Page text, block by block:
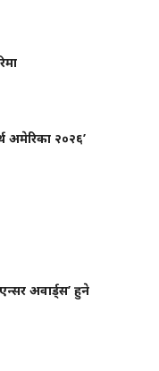
अमेरिका २०२६’
अवार्ड्स’ हुने